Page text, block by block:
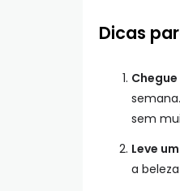
Dicas
sem
Leve
a